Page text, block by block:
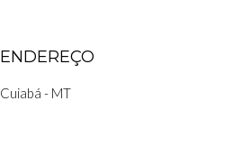
ENDEREÇO
Cuiabá - MT